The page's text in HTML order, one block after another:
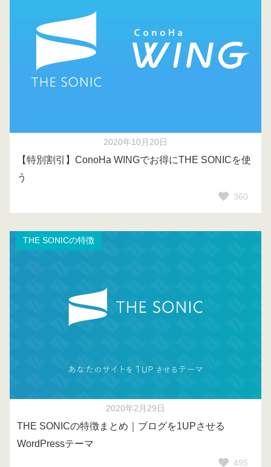
2020年10月20日
【特別割引】ConoHa WINGでお得にTHE SONICを使
う
360
THE SONICの特徴
2020年2月29日
THE SONICの特徴まとめ｜ブログを1UPさせる
WordPressテーマ
495